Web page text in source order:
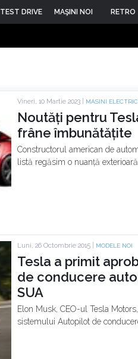
TEST DRIVE MAŞINI NOI RETRO
Vineri, 10 Martie 2023 | MASINI
Noutăți pentru
frâne îmbunătățite
Constructorul american de
listă regăsim o nuanță
Luni, 26 Octombrie 2015 | MODELE NOI
Tesla a primit
de conducere
SUA
Elon Musk, CEO-ul Tesla
sistemului Autopilot de